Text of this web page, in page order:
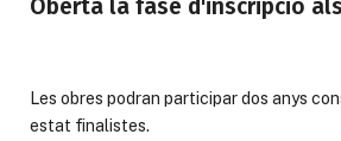
Oberta la fase d'inscripció
Les obres podran participar dos anys
estat finalistes.